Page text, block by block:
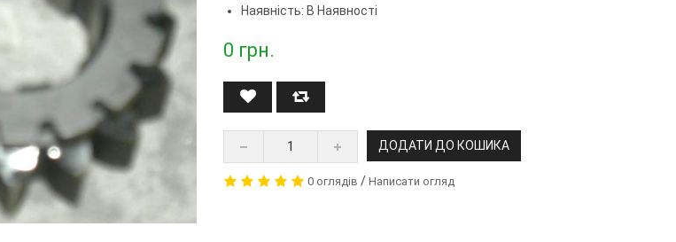
Наявність: В Наявності
0 грн.
ДОДАТИ ДО КОШИКА
0 оглядів /Написати огляд